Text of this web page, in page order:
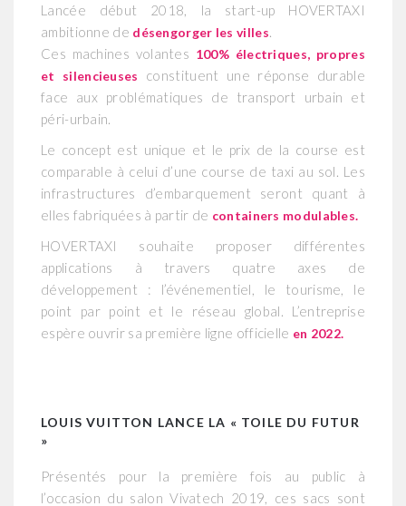
Lancée début 2018, la start-up HOVERTAXI
ambitionne de désengorger les villes.
Ces machines volantes 100% électriques, propres
et silencieuses
constituent une réponse durable
face aux problématiques de transport urbain et
péri-urbain.
Le concept est unique et le prix de la course est
comparable à celui d’une course de taxi au sol. Les
infrastructures d’embarquement seront quant à
elles fabriquées à partir de containers modulables.
HOVERTAXI souhaite proposer différentes
applications à travers quatre axes de
développement : l’événementiel, le tourisme, le
point par point et le réseau global. L’entreprise
espère ouvrir sa première ligne officielle en 2022.
LOUIS VUITTON LANCE LA « TOILE DU FUTUR
»
Présentés pour la première fois au public à
l’occasion du salon Vivatech 2019, ces sacs sont